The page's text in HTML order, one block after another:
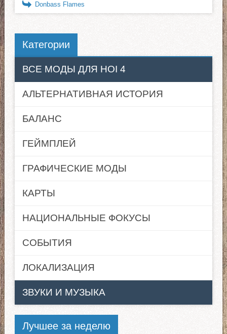
Donbass Flames
Категории
ВСЕ МОДЫ ДЛЯ HOI 4
АЛЬТЕРНАТИВНАЯ ИСТОРИЯ
БАЛАНС
ГЕЙМПЛЕЙ
ГРАФИЧЕСКИЕ МОДЫ
КАРТЫ
НАЦИОНАЛЬНЫЕ ФОКУСЫ
СОБЫТИЯ
ЛОКАЛИЗАЦИЯ
ЗВУКИ И МУЗЫКА
Лучшее за неделю